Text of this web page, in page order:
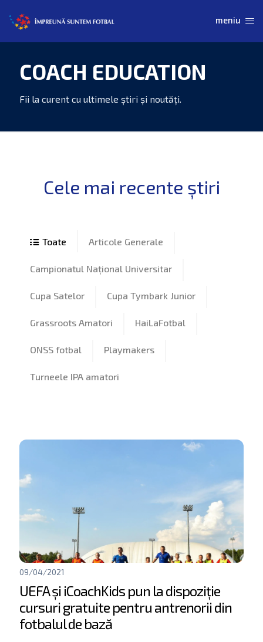
COACH EDUCATION
Articole Generale
Campionatul Național Universitar
Cupa Satelor Cupa Tymbark Junior
Grassroots Amatori HaiLaFotbal
ONSS fotbal Playmakers
Turneele IPA amatori
09/04/2021
UEFA și iCoachKids pun la dispoziție
cursuri gratuite pentru antrenorii din
fotbalul de bază